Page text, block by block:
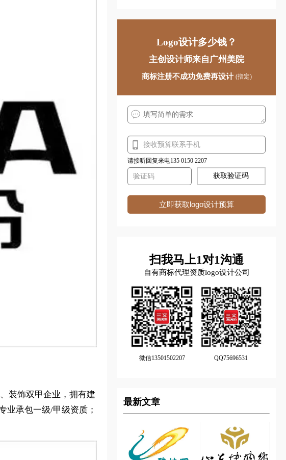
装饰双甲企业，拥有建
业承包一级/甲级资质；
Logo设计多少钱？
主创设计师来自广州美院
商标注册不成功免费再设计 (指定)
请接听回复来电135 0150 2207
获取验证码
立即获取logo设计预算
扫我马上1对1沟通
自有商标代理资质logo设计公司
微信13501502207 QQ75696531
最新文章